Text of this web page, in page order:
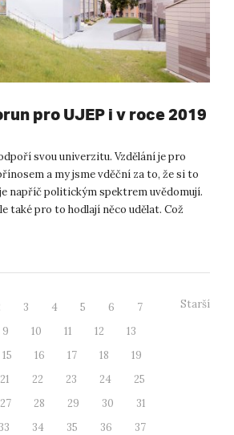
pro UJEP i v roce 2019
svou univerzitu. Vzdělání je pro
a my jsme vděční za to, že si to
napříč politickým spektrem uvědomují.
také pro to hodlají něco udělat. Což
3 4 5 6
7
9 10 11 12
13
15 16 17 18
19
21 22 23 24
25
27 28 29 30
31
33 34 35 36
37
Starší